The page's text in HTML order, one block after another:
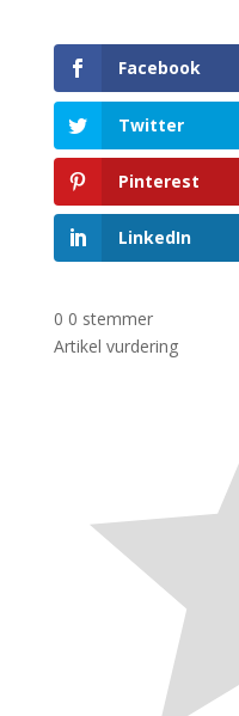
Facebook
Twitter
Pinterest
LinkedIn
0 0 stemmer
Artikel vurdering